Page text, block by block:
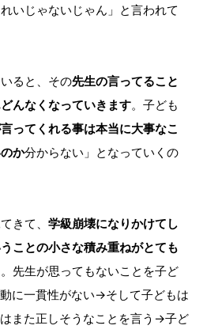
いじゃないじゃん」と言われて
ると、その先生の言ってること
んなくなっていきます。子ども
ってくれる事は本当に大事なこ
か分からない」となっていくの
きて、学級崩壊になりかけてし
ことの小さな積み重ねがとても
先生が思ってもないことを子ど
に一貫性がない→そして子どもは
また正しそうなことを言う→子ど